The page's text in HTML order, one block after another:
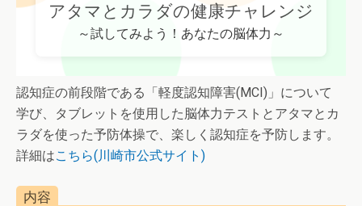
アタマとカラダの健康チャレンジ
～試してみよう！あなたの脳体力～
認知症の前段階である「軽度認知障害(MCI)」について
学び、タブレットを使用した脳体力テストとアタマとカ
ラダを使った予防体操で、楽しく認知症を予防します。
詳細はこちら(川崎市公式サイト)
内容